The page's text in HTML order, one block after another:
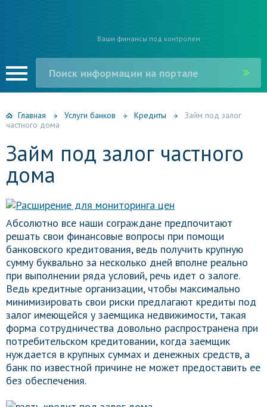
Ваши финансы под контролем
Главная Услуги банков Кредиты
Займ под залог
частного дома
Займ под залог частного
дома
Абсолютно все наши сограждане предпочитают
решать свои финансовые вопросы при помощи
банковского кредитования, ведь получить крупную
сумму буквально за несколько дней вполне реально
при выполнении ряда условий, речь идет о залоге.
Ведь кредитные организации, чтобы максимально
минимизировать свои риски предлагают кредиты под
залог имеющейся у заемщика недвижимости, такая
форма сотрудничества довольно распространена при
потребительском кредитовании, когда заемщик
нуждается в крупных суммах и денежных средств, а
банк по известной причине не может предоставить ее
без обеспечения.